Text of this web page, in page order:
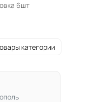
6шт
категории